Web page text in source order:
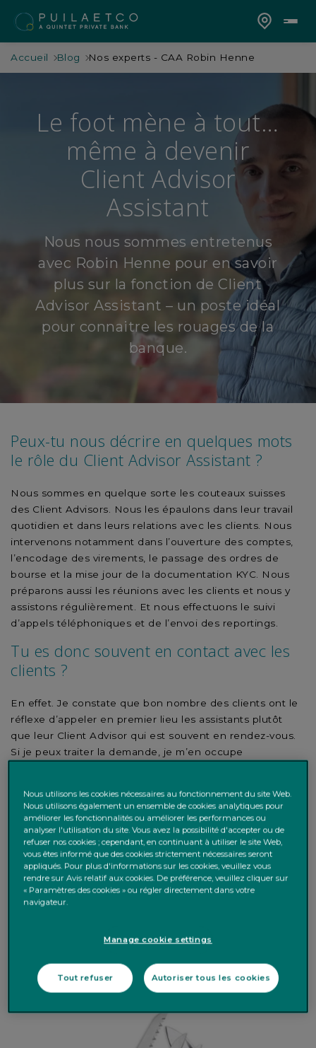
Accueil Blog Nos experts - CAA Robin Henne
Le foot mène à tout…
même à devenir
Client Advisor
Assistant
Nous nous sommes entretenus
avec Robin Henne pour en savoir
plus sur la fonction de Client
Advisor Assistant – un poste idéal
pour connaitre les rouages de la
banque.
Peux-tu nous décrire en quelques mots
le rôle du Client Advisor Assistant ?
Nous sommes en quelque sorte les couteaux suisses
des Client Advisors. Nous les épaulons dans leur travail
quotidien et dans leurs relations avec les clients. Nous
intervenons notamment dans l’ouverture des comptes,
l’encodage des virements, le passage des ordres de
bourse et la mise jour de la documentation KYC. Nous
préparons aussi les réunions avec les clients et nous y
assistons régulièrement. Et nous effectuons le suivi
d’appels téléphoniques et de l’envoi des reportings.
Tu es donc souvent en contact avec les
clients ?
En effet. Je constate que bon nombre des clients ont le
réflexe d’appeler en premier lieu les assistants plutôt
que leur Client Advisor qui est souvent en rendez-vous.
Si je peux traiter la demande, je m’en occupe
lien en fixant, par exemple, un rendez-vous avec le Client
Advisor et le spécialiste ad hoc en gestion de patrimoine,
conseil juridique, crédit,art, etc.
Les Client Advisor Assistants
banquiers privés
Nous utilisons les cookies nécessaires au fonctionnement du site Web.
Nous utilisons également un ensemble de cookies analytiques pour
améliorer les fonctionnalités ou améliorer les performances ou
analyser l'utilisation du site. Vous avez la possibilité d'accepter ou de
refuser nos cookies ; cependant, en continuant à utiliser le site Web,
vous êtes informé que des cookies strictement nécessaires seront
appliqués. Pour plus d'informations sur les cookies, veuillez vous
rendre sur Avis relatif aux cookies. De préférence, veuillez cliquer sur
« Paramètres des cookies » ou régler directement dans votre
navigateur.
Manage cookie settings
Tout refuser Autoriser tous les cookies